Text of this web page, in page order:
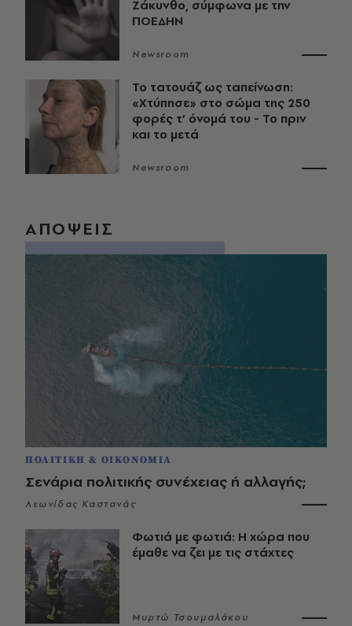
Ζάκυνθο, σύμφωνα με την
ΠΟΕΔΗΝ
Newsroom
Το τατουάζ ως ταπείνωση:
«Χτύπησε» στο σώμα της 250
φορές τ’ όνομά του - Το πριν
και το μετά
Newsroom
ΑΠΟΨΕΙΣ
ΠΟΛΙΤΙΚΗ & ΟΙΚΟΝΟΜΙΑ
Σενάρια πολιτικής συνέχειας ή αλλαγής;
Λεωνίδας Καστανάς
Φωτιά με φωτιά: Η χώρα που
έμαθε να ζει με τις στάχτες
Μυρτώ Τσουμαλάκου